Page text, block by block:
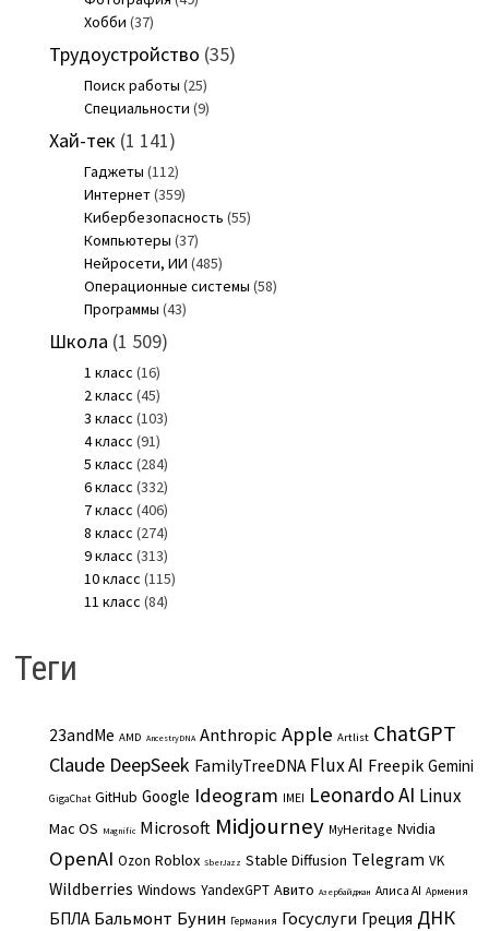
Хобби (37)
Трудоустройство (35)
Поиск работы (25)
Специальности (9)
Хай-тек (1 141)
Гаджеты (112)
Интернет(359)
Кибербезопасность (55)
Компьютеры (37)
Нейросети, ИИ (485)
Операционные системы (58)
Программы (43)
Школа (1 509)
1 класс (16)
2 класс (45)
3 класс (103)
4 класс (91)
5 класс (284)
6 класс (332)
7 класс (406)
8 класс (274)
9 класс (313)
10 класс (115)
11 класс (84)
Теги
23andMe AMD AncestryDNA Anthropic Apple Artlist ChatGPT
Claude DeepSeek FamilyTreeDNA Flux AI Freepik Gemini
GigaChat GitHub Google Ideogram IMEI Leonardo AI Linux
Mac OS Magnific Microsoft Midjourney MyHeritage Nvidia
OpenAI Ozon Roblox SberJazz Stable Diffusion Telegram VK
Wildberries Windows YandexGPT Авито Азербайджан Алиса AI Армения
БПЛА Бальмонт Бунин Германия Госуслуги Греция ДНК